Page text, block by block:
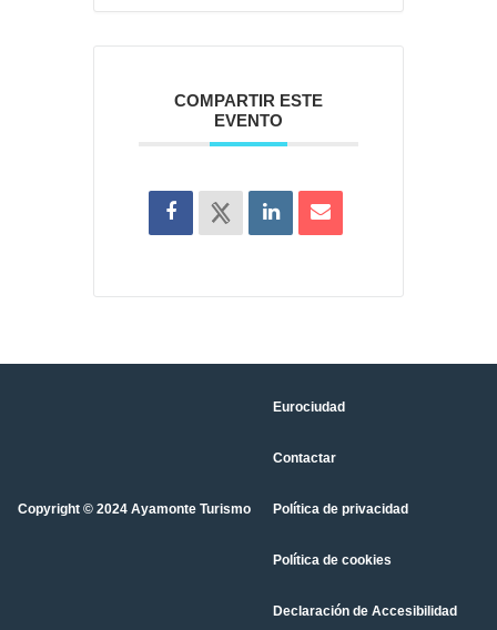
COMPARTIR ESTE
EVENTO
Copyright © 2024 Ayamonte Turismo
Eurociudad
Contactar
Política de privacidad
Política de cookies
Declaración de Accesibilidad